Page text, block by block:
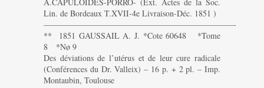
Lin. de Bordeaux T.XVII-4e Livraison-Déc. 1851 )
———————————————————————-
** 1851 GAUSSAIL A. J. *Cote 60648 *Tome
8 *Nø 9
Des déviations de l’utérus et de leur cure radicale
(Conférences du Dr. Valleix) – 16 p. + 2 pl. – Imp.
Montaubin, Toulouse